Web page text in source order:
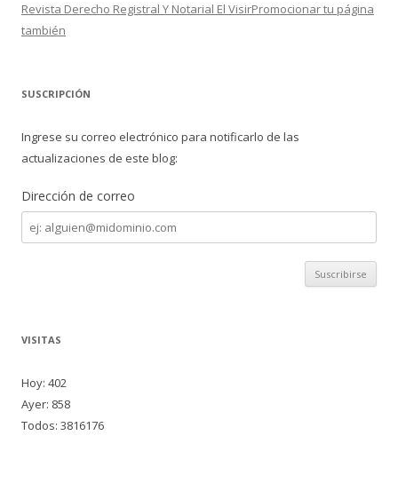
Revista Derecho Registral Y Notarial El VisirPromocionar tu página
también
SUSCRIPCIÓN
Ingrese su correo electrónico para notificarlo de las
actualizaciones de este blog:
Dirección de correo
Dirección
de
correo
VISITAS
Hoy: 402
Ayer: 858
Todos: 3816176